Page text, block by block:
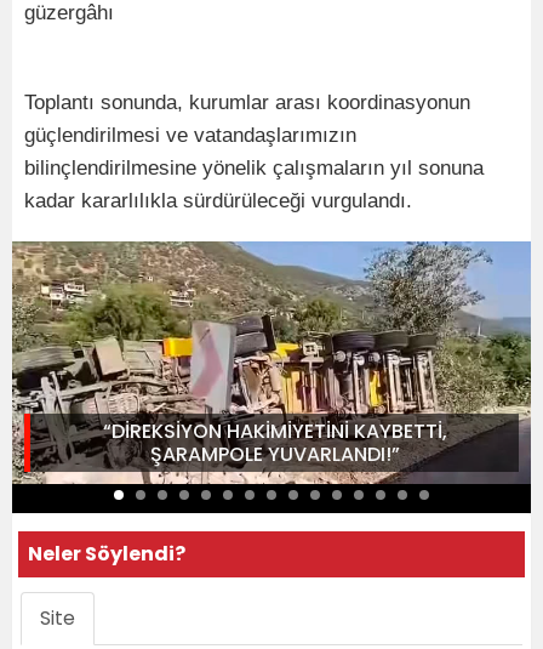
güzergâhı
Toplantı sonunda, kurumlar arası koordinasyonun
güçlendirilmesi ve vatandaşlarımızın
bilinçlendirilmesine yönelik çalışmaların yıl sonuna
kadar kararlılıkla sürdürüleceği vurgulandı.
“DİREKSİYON HAKİMİYETİNİ KAYBETTİ,
ŞARAMPOLE YUVARLANDI!”
Neler Söylendi?
Site